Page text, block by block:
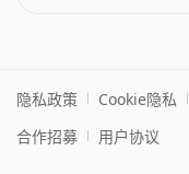
隐私政策 Cookie隐私
合作招募
用户协议